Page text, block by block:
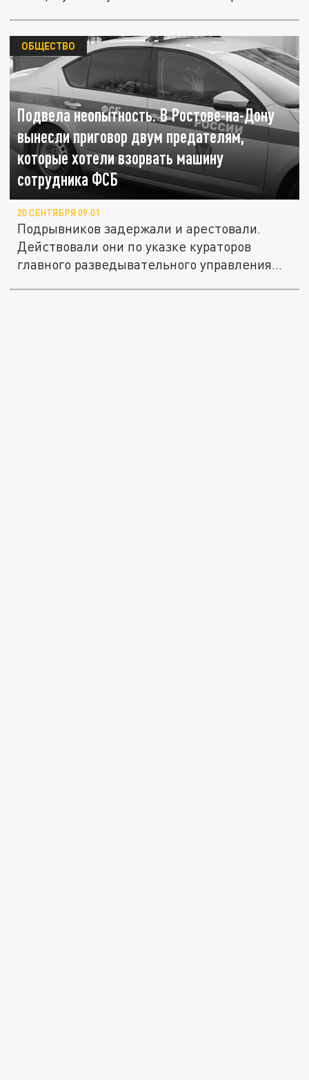
Подвела неопытность. В Ростове-на-Дону
вынесли приговор двум предателям,
которые хотели взорвать машину
сотрудника ФСБ
ОБЩЕСТВО
20 СЕНТЯБРЯ 09:01
Подрывников задержали и арестовали.
Действовали они по указке кураторов
главного разведывательного управления...